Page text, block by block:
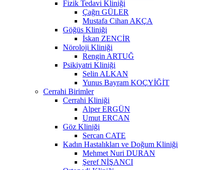
Fizik Tedavi Kliniği
Çağrı GÜLER
Mustafa Cihan AKÇA
Göğüs Kliniği
İskan ZENCİR
Nöroloji Kliniği
Rengin ARTUĞ
Psikiyatri Kliniği
Selin ALKAN
Yunus Bayram KOÇYİĞİT
Cerrahi Birimler
Cerrahi Kliniği
Alper ERGÜN
Umut ERCAN
Göz Kliniği
Sercan CATE
Kadın Hastalıkları ve Doğum Kliniği
Mehmet Nuri DURAN
Şeref NİŞANCI